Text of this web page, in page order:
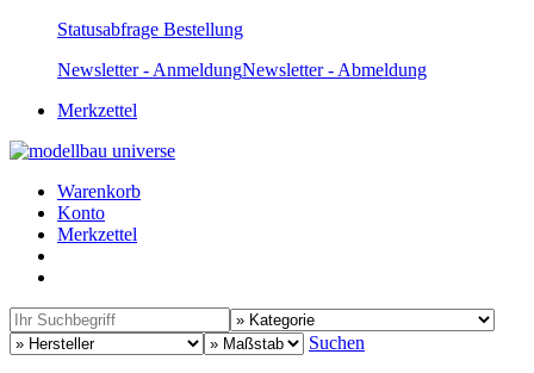
Statusabfrage Bestellung
Newsletter - AnmeldungNewsletter - Abmeldung
Merkzettel
Warenkorb
Konto
Merkzettel
Suchen